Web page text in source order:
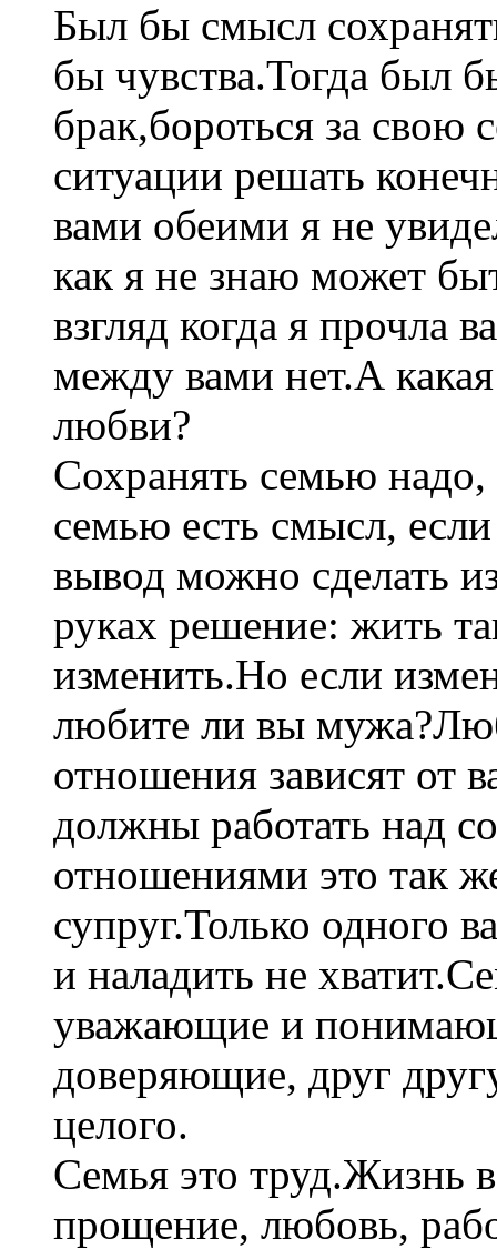
Был бы смысл
бы чувства.Тогда был
брак,бороться за свою
ситуации решать
вами обеими я не
как я не знаю может
взгляд когда я прочла
между вами нет.А
любви?
Сохранять семью
семью есть смысл,
вывод можно сделать
руках решение: жить
изменить.Но если
любите ли вы
отношения зависят от
должны работать над
отношениями это так
супруг.Только одного
и наладить не
уважающие и
доверяющие, друг
целого.
Семья это труд.Жизнь
прощение, любовь,